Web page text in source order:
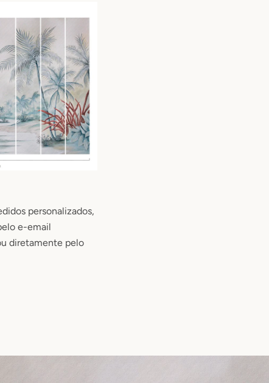
personalizados,
e-email
diretamente pelo